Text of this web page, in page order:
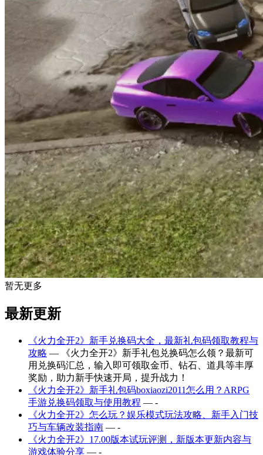
暂无更多
最新更新
《火力全开2》新手兑换码大全，最新礼包码领取教程与
攻略 — 《火力全开2》新手礼包兑换码怎么领？最新可
用兑换码汇总，输入即可领取金币、钻石、道具等丰厚
奖励，助力新手快速开局，提升战力！
《火力全开2》新手礼包码boxiaozi2011怎么用？ARPG
手游兑换码领取与使用教程 — -
《火力全开2》怎么玩？娱乐模式玩法攻略、新手入门技
巧与车辆改装指南 — -
《火力全开2》17.00版本试玩评测，新版本更新内容与
游戏体验分享 — -